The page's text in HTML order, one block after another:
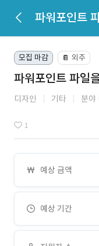
모집 마감 📔 외주
파워포인트 파일
디자인 기타 분야
1
예상 금액
예상 기간